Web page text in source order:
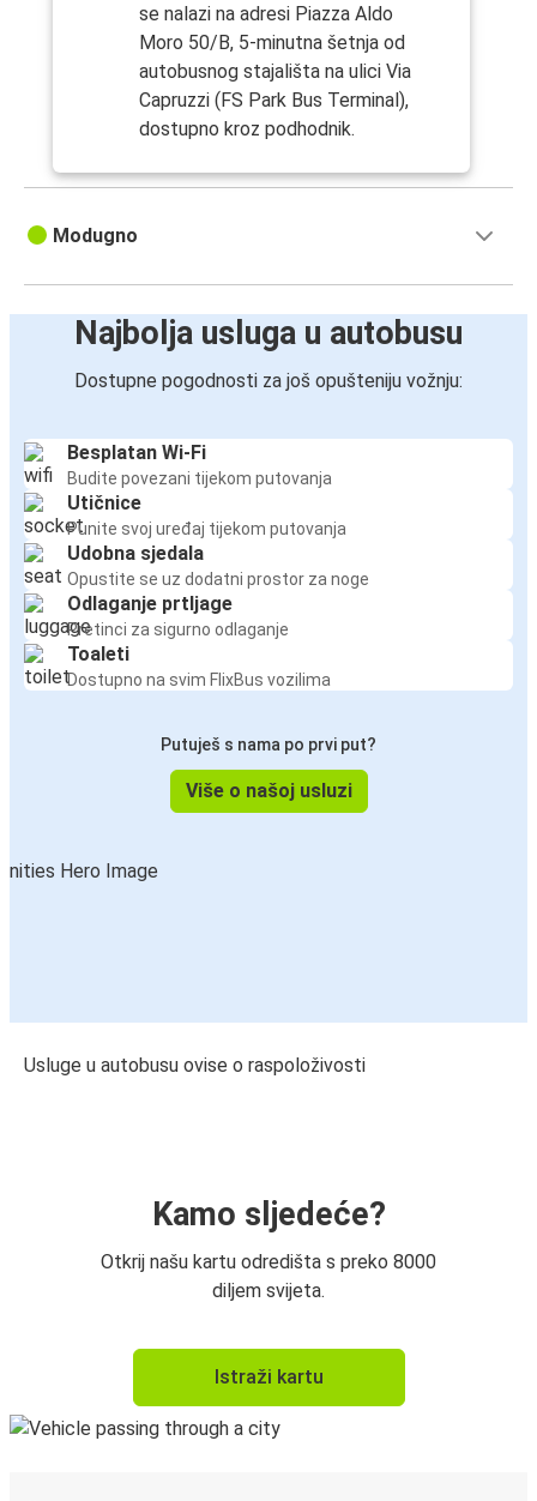
se nalazi na adresi Piazza Aldo
Moro 50/B, 5-minutna šetnja od
autobusnog stajališta na ulici Via
Capruzzi (FS Park Bus Terminal),
dostupno kroz podhodnik.
Modugno
Najbolja usluga u autobusu
Dostupne pogodnosti za još opušteniju vožnju:
Besplatan Wi-Fi
Budite povezani tijekom putovanja
Utičnice
Punite svoj uređaj tijekom putovanja
Udobna sjedala
Opustite se uz dodatni prostor za noge
Odlaganje prtljage
Pretinci za sigurno odlaganje
Toaleti
Dostupno na svim FlixBus vozilima
Putuješ s nama po prvi put?
Više o našoj usluzi
Usluge u autobusu ovise o raspoloživosti
Kamo sljedeće?
Otkrij našu kartu odredišta s preko 8000
diljem svijeta.
Istraži kartu